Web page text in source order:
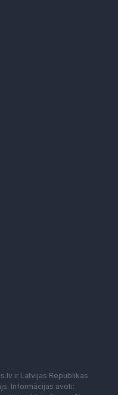
ir Latvijas Republikas
Informācijas avoti: